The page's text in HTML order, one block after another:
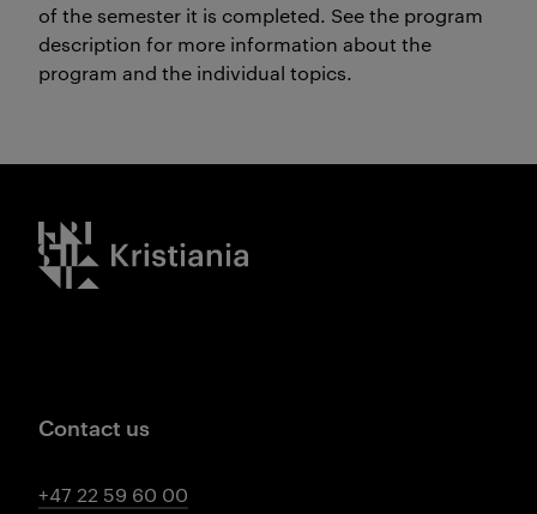
of the semester it is completed. See the program
description for more information about the
program and the individual topics.
Kristiania logo
Contact us
+47 22 59 60 00